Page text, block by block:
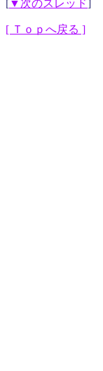
[▼次のスレッド]
[ Ｔｏｐへ戻る ]